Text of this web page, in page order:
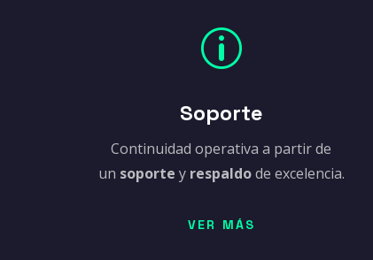
p
Soporte
Continuidad operativa a partir de
un soporte y respaldode excelencia.
VER MÁS